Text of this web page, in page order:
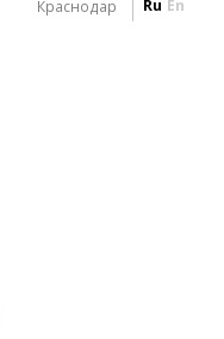
Краснодар Ru En